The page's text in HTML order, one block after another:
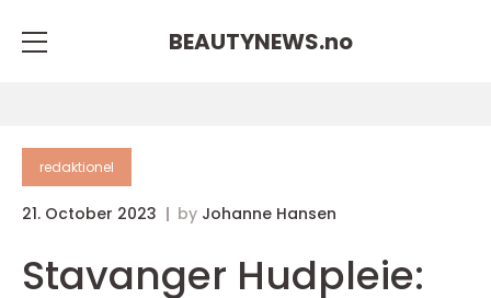
BEAUTYNEWS.no
redaktionel
21. October 2023 by Johanne Hansen
Stavanger Hudpleie: